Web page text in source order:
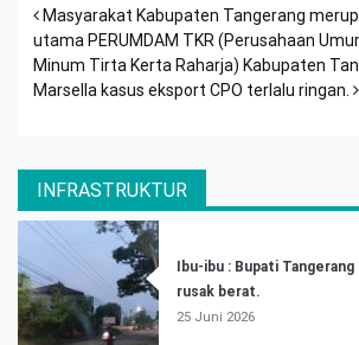
Post navigation
Masyarakat Kabupaten Tangerang
utama PERUMDAM TKR (Perusahaan
Minum Tirta Kerta Raharja) Kabupaten
Marsella kasus eksport CPO terlalu ringan.
INFRASTRUKTUR
Ibu-ibu : Bupati
rusak berat.
25 Juni 2026